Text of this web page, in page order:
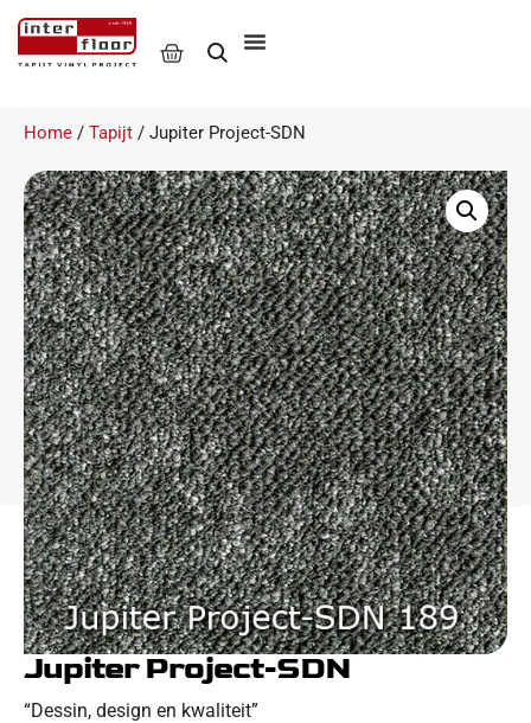
Home / Tapijt / Jupiter Project-SDN
Jupiter Project-SDN
“Dessin, design en kwaliteit”